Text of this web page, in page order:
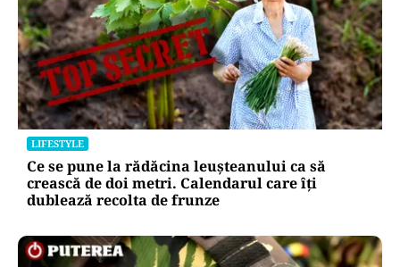
LIFESTYLE
Ce se pune la rădăcina leușteanului ca să
crească de doi metri. Calendarul care îți
dublează recolta de frunze